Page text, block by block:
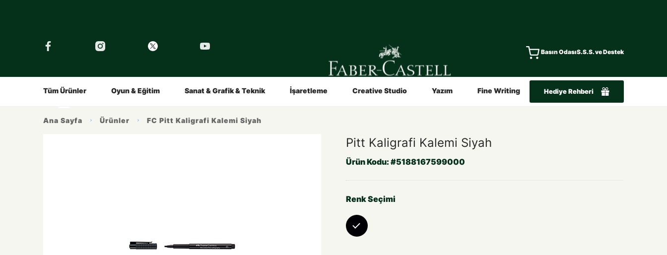
Basın OdasıS.S.S. ve Destek
Ürünlerimiz
Tüm Ürünler Oyun & Eğitim Sanat & Grafik & Teknik İşaretleme Creative Studio Yazım Fine Writing Hediye Rehberi
İlham Alın
Tüm Eğitimler Çocuklar İçin Gençler İçin Sanatçılar İçin Video ve Broşürler
Hakkımızda
Şirket Tarihçe Kalemin Hikayesi
Ana Sayfa Ürünler FC Pitt Kaligrafi Kalemi Siyah
Pitt Kaligrafi Kalemi Siyah
Ürün Kodu: #5188167599000
Renk Seçimi